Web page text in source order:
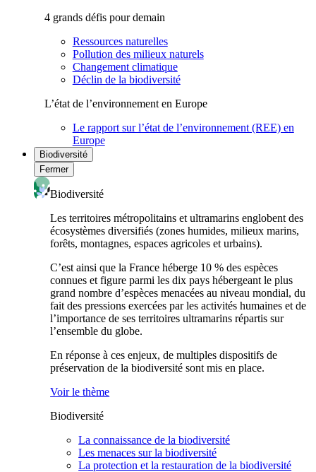
4 grands défis pour demain
Ressources naturelles
Pollution des milieux naturels
Changement climatique
Déclin de la biodiversité
L’état de l’environnement en Europe
Le rapport sur l’état de l’environnement (REE) en
Europe
Biodiversité
Fermer
Biodiversité
Les territoires métropolitains et ultramarins englobent des
écosystèmes diversifiés (zones humides, milieux marins,
forêts, montagnes, espaces agricoles et urbains).
C’est ainsi que la France héberge 10 % des espèces
connues et figure parmi les dix pays hébergeant le plus
grand nombre d’espèces menacées au niveau mondial, du
fait des pressions exercées par les activités humaines et de
l’importance de ses territoires ultramarins répartis sur
l’ensemble du globe.
En réponse à ces enjeux, de multiples dispositifs de
préservation de la biodiversité sont mis en place.
Voir le thème
Biodiversité
La connaissance de la biodiversité
Les menaces sur la biodiversité
La protection et la restauration de la biodiversité